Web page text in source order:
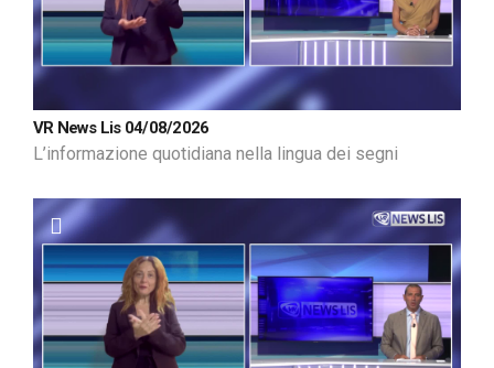
VR News Lis 04/08/2026
L’informazione quotidiana nella lingua dei segni